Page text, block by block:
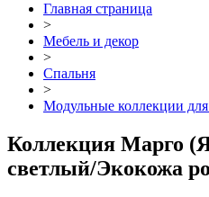
Главная страница
>
Мебель и декор
>
Спальня
>
Модульные коллекции
Коллекция Марго
светлый/Экокожа